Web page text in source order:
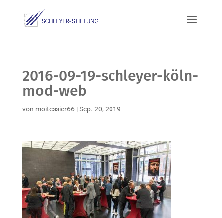
2016-09-19-schleyer-köln-
mod-web
von moitessier66|Sep. 20, 2019